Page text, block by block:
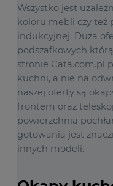
Wszystko jest
koloru mebli czy też
indukcyjnej. Duża
podszafkowych
stronie Cata.com.pl
kuchni, a nie na
naszej oferty są
frontem oraz
powierzchnia
gotowania jest
innych modeli.